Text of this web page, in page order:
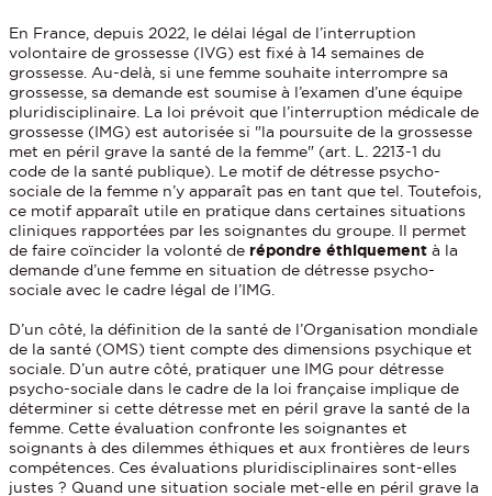
En France, depuis 2022, le délai légal de l’interruption
volontaire de grossesse (IVG) est fixé à 14 semaines de
grossesse. Au-delà, si une femme souhaite interrompre sa
grossesse, sa demande est soumise à l’examen d’une équipe
pluridisciplinaire. La loi prévoit que l’interruption médicale de
grossesse (IMG) est autorisée si "la poursuite de la grossesse
met en péril grave la santé de la femme" (art. L. 2213-1 du
code de la santé publique). Le motif de détresse psycho-
sociale de la femme n’y apparaît pas en tant que tel. Toutefois,
ce motif apparaît utile en pratique dans certaines situations
cliniques rapportées par les soignantes du groupe. Il permet
de faire coïncider la volonté de répondre éthiquement à la
demande d’une femme en situation de détresse psycho-
sociale avec le cadre légal de l’IMG.
D’un côté, la définition de la santé de l’Organisation mondiale
de la santé (OMS) tient compte des dimensions psychique et
sociale. D’un autre côté, pratiquer une IMG pour détresse
psycho-sociale dans le cadre de la loi française implique de
déterminer si cette détresse met en péril grave la santé de la
femme. Cette évaluation confronte les soignantes et
soignants à des dilemmes éthiques et aux frontières de leurs
compétences. Ces évaluations pluridisciplinaires sont-elles
justes ? Quand une situation sociale met-elle en péril grave la